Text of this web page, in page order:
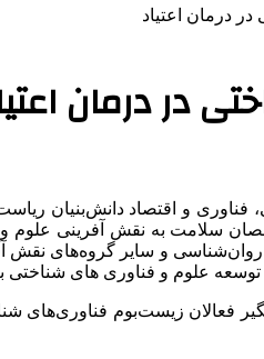
درمان اعتیاد
در درمان
فناوری و اقتصاد دانش‌بنیان
سلامت به نقش آفرینی علوم و
و سایر گروه‌های نقش
علوم و فناوری های شناختی
فعالان زیست‌بوم